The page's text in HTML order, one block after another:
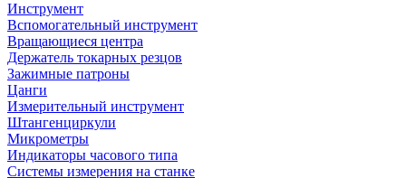
Инструмент
Вспомогательный инструмент
Вращающиеся центра
Держатель токарных резцов
Зажимные патроны
Цанги
Измерительный инструмент
Штангенциркули
Микрометры
Индикаторы часового типа
Системы измерения на станке